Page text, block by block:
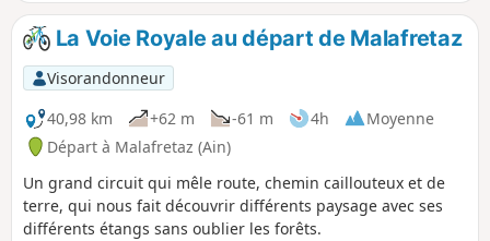
La Voie Royale au départ de Malafretaz
Visorandonneur
40,98 km
+62 m -61 m 4h
Moyenne
Départ à Malafretaz (Ain)
Un grand circuit qui mêle route, chemin caillouteux et de
terre, qui nous fait découvrir différents paysage avec ses
différents étangs sans oublier les forêts.